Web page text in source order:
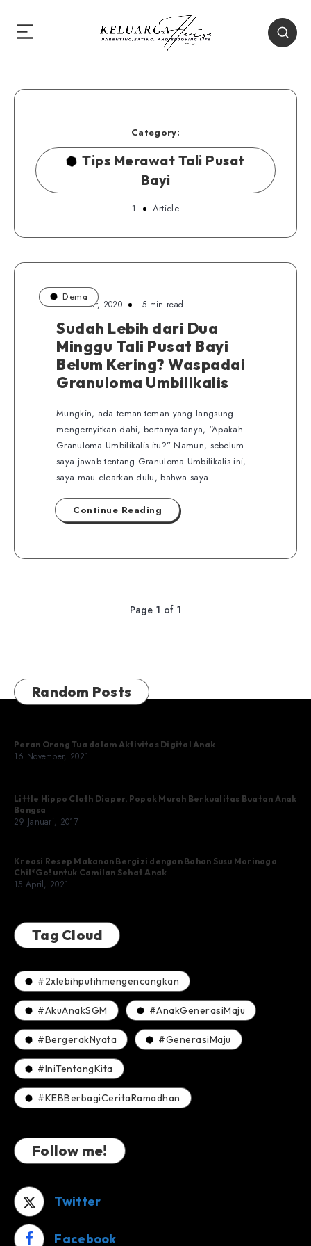
Category:
Tips Merawat Tali Pusat
Bayi
1 Article
Dema
19 Oktober, 2020 5 min read
Sudah Lebih dari Dua
Minggu Tali Pusat Bayi
Belum Kering? Waspadai
Granuloma Umbilikalis
Mungkin, ada teman-teman yang langsung
mengernyitkan dahi, bertanya-tanya, “Apakah
Granuloma Umbilikalis itu?” Namun, sebelum
saya jawab tentang Granuloma Umbilikalis ini,
saya mau clearkan dulu, bahwa saya…
Continue Reading
Page 1 of 1
Random Posts
Peran Orang Tua dalam Aktivitas Digital Anak
16 November, 2021
Little Hippo Cloth Diaper, Popok Murah Berkualitas Buatan Anak
Bangsa
29 Januari, 2017
Kreasi Resep Makanan Bergizi dengan Bahan Susu Morinaga
Chil*Go! untuk Camilan Sehat Anak
15 April, 2021
Tag Cloud
#2xlebihputihmengencangkan
#AkuAnakSGM #AnakGenerasiMaju
#BergerakNyata #GenerasiMaju
#IniTentangKita
#KEBBerbagiCeritaRamadhan
Follow me!
Twitter
Facebook